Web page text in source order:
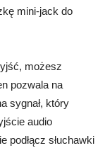
mini-jack do
możesz
pozwala na
sygnał, który
audio
podłącz słuchawki